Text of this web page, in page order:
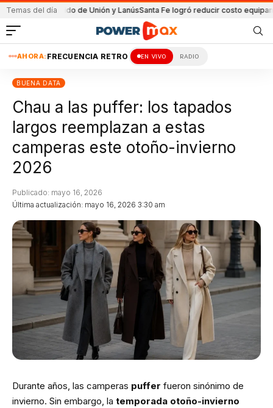
Temas del día
el partido de Unión y LanúsSanta Fe logró reducir costo equipamiento
AHORA: FRECUENCIA RETRO EN VIVO RADIO
BUENA DATA
Chau a las puffer: los tapados
largos reemplazan a estas
camperas este otoño-invierno
2026
Última actualización: mayo 16, 2026 3:30 am
Publicado: mayo 16, 2026
Durante años, las camperas puffer fueron sinónimo de
invierno. Sin embargo, la temporada otoño-invierno